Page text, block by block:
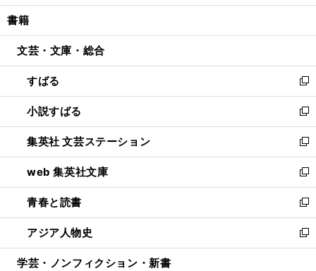
開
ウ
開
ン
ウ
開
く
ウ
ン
ウ
で
開
く
し
ウ
ン
ド
ウ
で
開
く
書籍
文芸・文庫・総合
すばる
新
し
い
ウ
ィ
ン
ド
ウ
で
開
く
小説すばる
新
し
い
ウ
ィ
ン
ド
ウ
で
開
集英社 文芸ステーション
新
し
い
ウ
ィ
ン
ド
ウ
web 集英社文庫
新
し
い
ウ
ィ
ン
青春と読書
新
し
い
ウ
アジア人物史
新
し
学芸・ノンフィクション・新書